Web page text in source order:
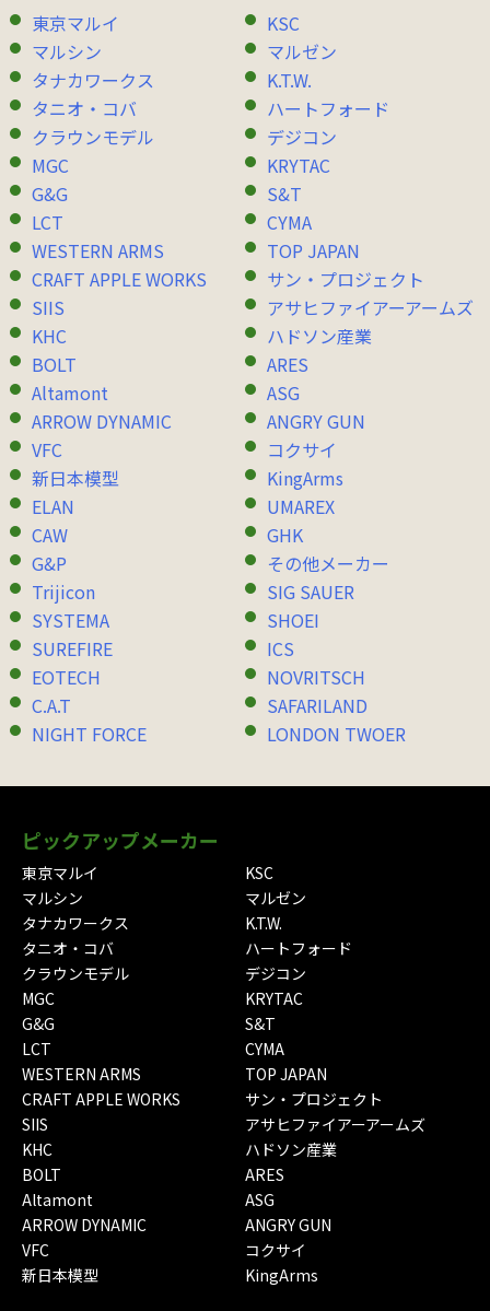
東京マルイ
KSC
マルシン
マルゼン
タナカワークス
K.T.W.
タニオ・コバ
ハートフォード
クラウンモデル
デジコン
MGC
KRYTAC
G&G
S&T
LCT
CYMA
WESTERN ARMS
TOP JAPAN
CRAFT APPLE WORKS
サン・プロジェクト
SIIS
アサヒファイアーアームズ
KHC
ハドソン産業
BOLT
ARES
Altamont
ASG
ARROW DYNAMIC
ANGRY GUN
VFC
コクサイ
新日本模型
KingArms
ELAN
UMAREX
CAW
GHK
G&P
その他メーカー
Trijicon
SIG SAUER
SYSTEMA
SHOEI
SUREFIRE
ICS
EOTECH
NOVRITSCH
C.A.T
SAFARILAND
NIGHT FORCE
LONDON TWOER
ピックアップメーカー
東京マルイ
KSC
マルシン
マルゼン
タナカワークス
K.T.W.
タニオ・コバ
ハートフォード
クラウンモデル
デジコン
MGC
KRYTAC
G&G
S&T
LCT
CYMA
WESTERN ARMS
TOP JAPAN
CRAFT APPLE WORKS
サン・プロジェクト
SIIS
アサヒファイアーアームズ
KHC
ハドソン産業
BOLT
ARES
Altamont
ASG
ARROW DYNAMIC
ANGRY GUN
VFC
コクサイ
新日本模型
KingArms